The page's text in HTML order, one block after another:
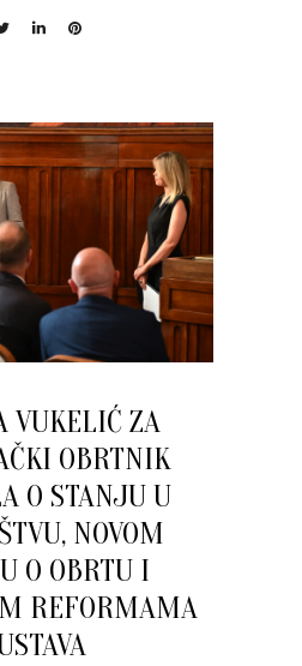
VUKELIĆ ZA
OBRTNIK
O STANJU U
NOVOM
O OBRTU I
REFORMAMA